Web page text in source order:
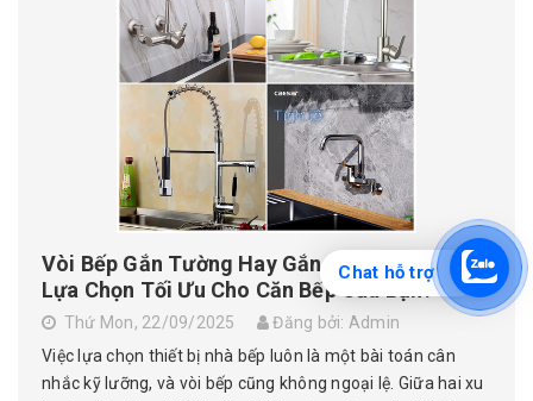
Vòi Bếp Gắn Tường Hay Gắn Chậu - Đâu Là
Lựa Chọn Tối Ưu Cho Căn Bếp Của Bạn?
Thứ Mon, 22/09/2025
Đăng bởi: Admin
Việc lựa chọn thiết bị nhà bếp luôn là một bài toán cân
nhắc kỹ lưỡng, và vòi bếp cũng không ngoại lệ. Giữa hai xu
Chat hỗ trợ